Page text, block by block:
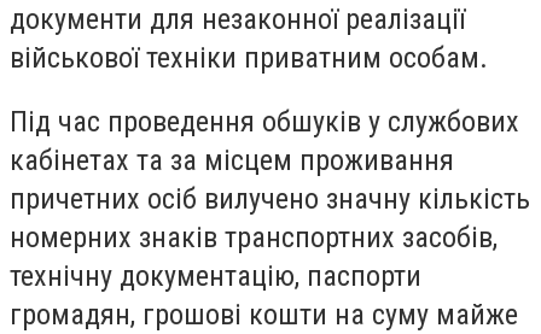
документи для незаконної реалізації
військової техніки приватним особам.
Під час проведення обшуків у службових
кабінетах та за місцем проживання
причетних осіб вилучено значну кількість
номерних знаків транспортних засобів,
технічну документацію, паспорти
громадян, грошові кошти на суму майже